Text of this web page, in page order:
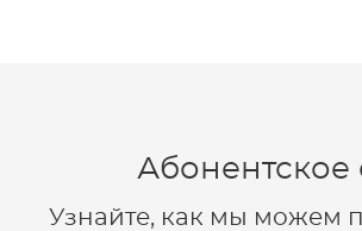
Абонентское
Узнайте, как мы можем